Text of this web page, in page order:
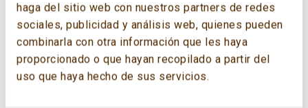
haga del sitio web con nuestros partners de redes
sociales, publicidad y análisis web, quienes pueden
combinarla con otra información que les haya
proporcionado o que hayan recopilado a partir del
uso que haya hecho de sus servicios.